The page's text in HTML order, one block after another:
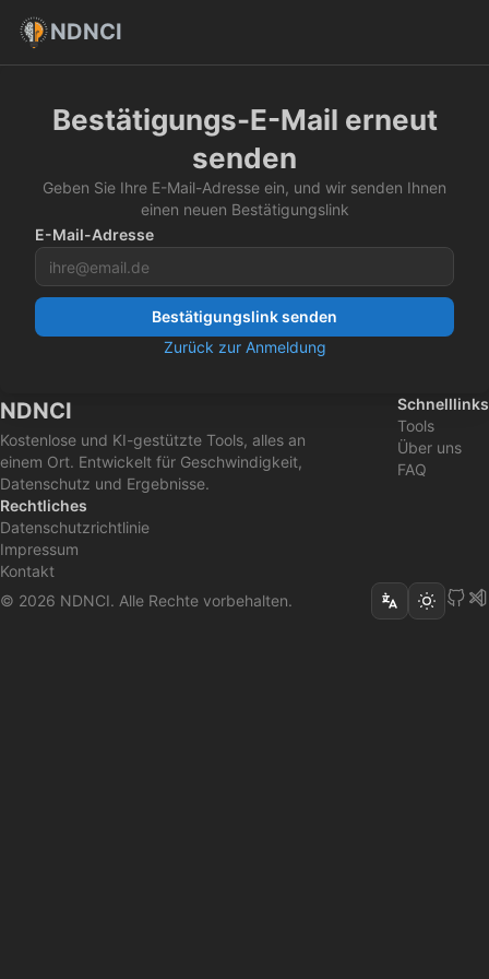
NDNCI
Bestätigungs-E-Mail erneut
senden
Geben Sie Ihre E-Mail-Adresse ein, und wir senden Ihnen
einen neuen Bestätigungslink
E-Mail-Adresse
Bestätigungslink senden
Zurück zur Anmeldung
NDNCI
Kostenlose und KI-gestützte Tools, alles an
einem Ort. Entwickelt für Geschwindigkeit,
Datenschutz und Ergebnisse.
Schnelllinks
Tools
Über uns
FAQ
Rechtliches
Datenschutzrichtlinie
Impressum
Kontakt
© 2026 NDNCI. Alle Rechte vorbehalten.